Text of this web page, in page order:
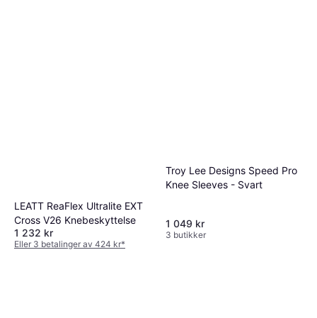
LEATT ReaFlex Ultralite EXT
Cross V26 Knebeskyttelse
1 232 kr
Eller 3 betalinger av 424 kr*
Troy Lee Designs Speed Pro
Knee Sleeves - Svart
1 049 kr
3 butikker